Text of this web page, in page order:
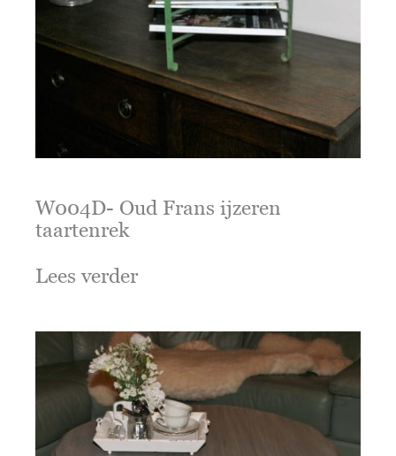
W004D- Oud Frans ijzeren
taartenrek
Lees verder